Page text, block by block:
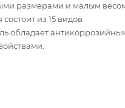
размерами и малым
из 15 видов
обладает